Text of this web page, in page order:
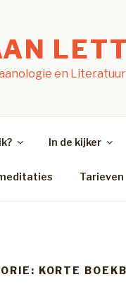
en Literatuur
In de kijker
Tarieven
KORTE